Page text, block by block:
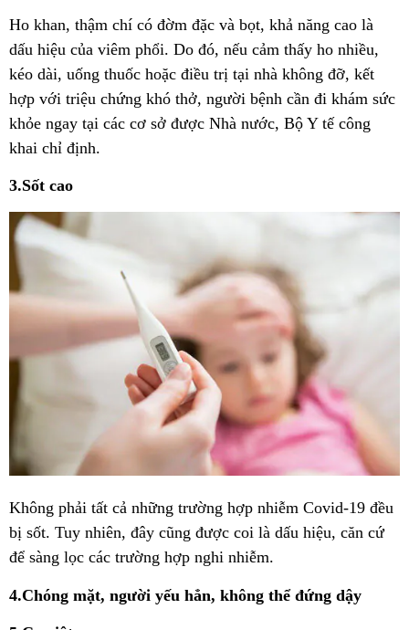
Ho khan, thậm chí có đờm đặc và bọt, khả năng cao là
dấu hiệu của viêm phổi. Do đó, nếu cảm thấy ho nhiều,
kéo dài, uống thuốc hoặc điều trị tại nhà không đỡ, kết
hợp với triệu chứng khó thở, người bệnh cần đi khám sức
khỏe ngay tại các cơ sở được Nhà nước, Bộ Y tế công
khai chỉ định.
3.Sốt cao
Không phải tất cả những trường hợp nhiễm Covid-19 đều
bị sốt. Tuy nhiên, đây cũng được coi là dấu hiệu, căn cứ
để sàng lọc các trường hợp nghi nhiễm.
4.Chóng mặt, người yếu hẳn, không thể đứng dậy